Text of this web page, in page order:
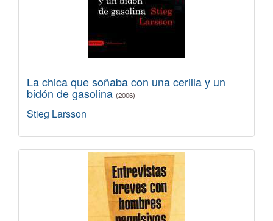
La chica que soñaba con una cerilla y un
bidón de gasolina (2006)
Stieg Larsson